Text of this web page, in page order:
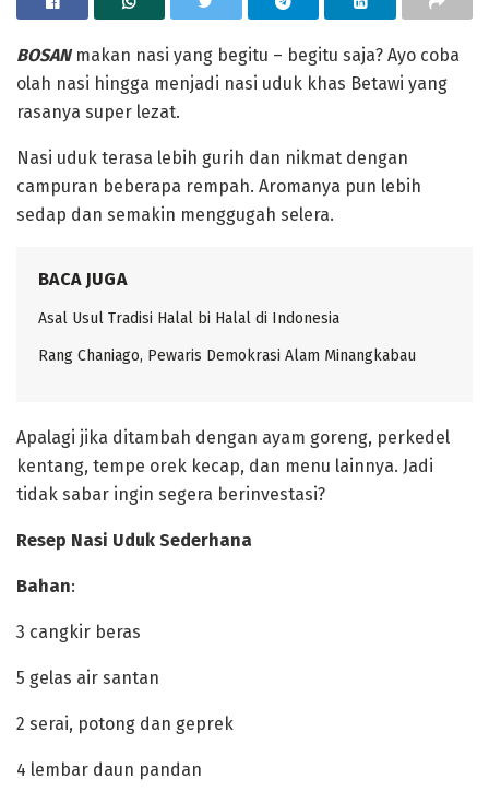
BOSANmakan nasi yang begitu – begitu saja? Ayo coba
olah nasi hingga menjadi nasi uduk khas Betawi yang
rasanya super lezat.
Nasi uduk terasa lebih gurih dan nikmat dengan
campuran beberapa rempah. Aromanya pun lebih
sedap dan semakin menggugah selera.
BACA JUGA
Asal Usul Tradisi Halal bi Halal di Indonesia
Rang Chaniago, Pewaris Demokrasi Alam Minangkabau ‎
Apalagi jika ditambah dengan ayam goreng, perkedel
kentang, tempe orek kecap, dan menu lainnya. Jadi
tidak sabar ingin segera berinvestasi?
‎Resep Nasi Uduk Sederhana
Bahan:
‎3 cangkir beras
‎5 gelas air santan
‎‎2 serai, potong dan geprek
‎‎4 lembar daun pandan